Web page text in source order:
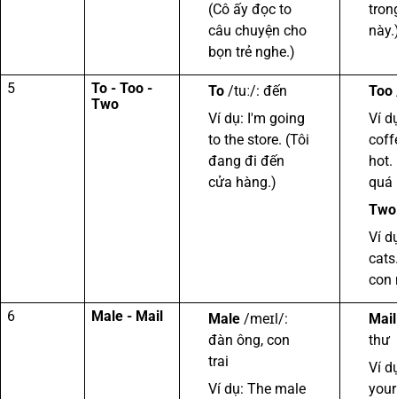
(Cô ấy đọc to
câu chuyện cho
bọn trẻ nghe.)
5
To - Too -
Two
To/tuː/: đến
Ví dụ: I'm going
to the store. (Tôi
đang đi đến
cửa hàng.)
Too
Ví
hot.
quá
Two
Ví
con
6 Male - Mail Male/meɪl/:
đàn ông, con
trai
Ví dụ: The male
Mail
thư
Ví